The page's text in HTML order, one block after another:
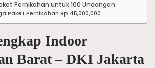
Pernikahan untuk 100 Undangan
Paket Pernikahan Rp 45,000,000
Indoor
Barat – DKI Jakarta